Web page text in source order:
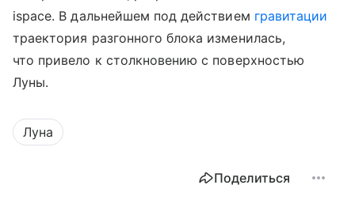
ispace. В дальнейшем под действием гравитации
траектория разгонного блока изменилась,
что привело к столкновению с поверхностью
Луны.
Луна
Поделиться